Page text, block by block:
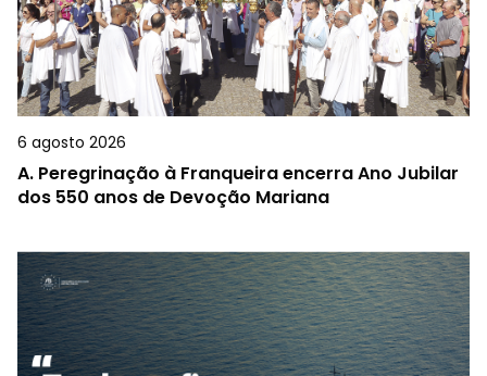
6 agosto 2026
A. Peregrinação à Franqueira encerra Ano Jubilar
dos 550 anos de Devoção Mariana